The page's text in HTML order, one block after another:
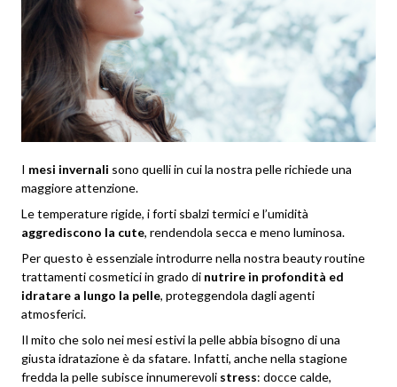
I mesi invernali sono quelli in cui la nostra pelle richiede una
maggiore attenzione.
Le temperature rigide, i forti sbalzi termici e l’umidità
aggrediscono la cute, rendendola secca e meno luminosa.
Per questo è essenziale introdurre nella nostra beauty routine
trattamenti cosmetici in grado di nutrire in profondità ed
idratare a lungo la pelle, proteggendola dagli agenti
atmosferici.
Il mito che solo nei mesi estivi la pelle abbia bisogno di una
giusta idratazione è da sfatare. Infatti, anche nella stagione
fredda la pelle subisce innumerevoli stress: docce calde,